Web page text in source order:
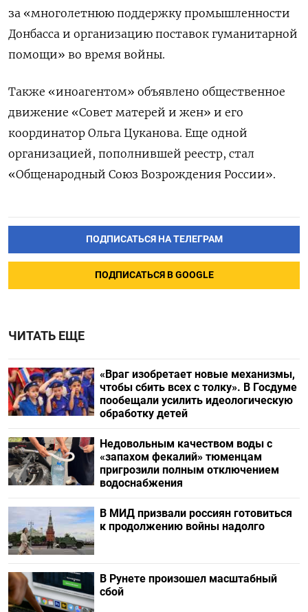
за «многолетнюю поддержку промышленности
Донбасса и организацию поставок гуманитарной
помощи» во время войны.
Также «иноагентом» объявлено общественное
движение «Совет матерей и жен» и его
координатор Ольга Цуканова. Еще одной
организацией, пополнившей реестр, стал
«Общенародный Союз Возрождения России».
ПОДПИСАТЬСЯ НА ТЕЛЕГРАМ
ПОДПИСАТЬСЯ В GOOGLE
ЧИТАТЬ ЕЩЕ
«Враг изобретает новые механизмы,
чтобы сбить всех с толку». В Госдуме
пообещали усилить идеологическую
обработку детей
Недовольным качеством воды с
«запахом фекалий» тюменцам
пригрозили полным отключением
водоснабжения
В МИД призвали россиян готовиться
к продолжению войны надолго
В Рунете произошел масштабный
сбой